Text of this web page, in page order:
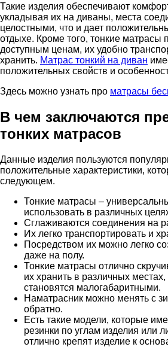
Такие изделия обеспечивают
укладывая их на диваны, места
целостными, что и дает
отдыхе. Кроме того, тонкие матрасы
доступным ценам, их удобно
хранить. Матрас тонкий на диван
положительных свойств и
Здесь можно узнать про матрасы
В чем заключаются
тонких матрасов
Данные изделия пользуются
положительные характеристики,
следующем.
Тонкие матрасы –
использовать в различных
Сглаживаются соединения на
Их легко транспортировать и
Посредством их можно легко
даже на полу.
Тонкие матрасы отлично
их хранить в различных местах,
становятся малогабаритными.
Наматрасник можно менять с
обратно.
Есть такие модели, которые
резинки по углам изделия или
отлично крепят изделие к